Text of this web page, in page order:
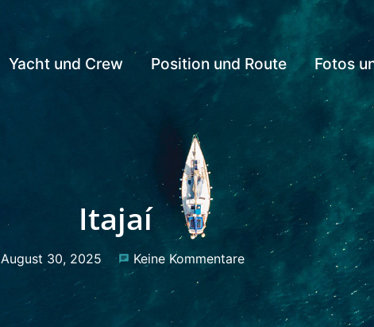
Yacht und Crew Position und Route Fotos
Itajaí
August 30, 2025 Keine Kommentare